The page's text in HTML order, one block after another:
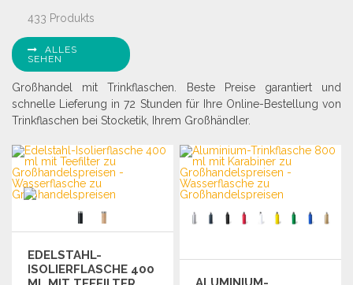
433 Produkts
ALLES
SEHEN
Großhandel mit Trinkflaschen. Beste Preise garantiert und
schnelle Lieferung in 72 Stunden für Ihre Online-Bestellung von
Trinkflaschen bei Stocketik, Ihrem Großhändler.
EDELSTAHL-
ISOLIERFLASCHE 400